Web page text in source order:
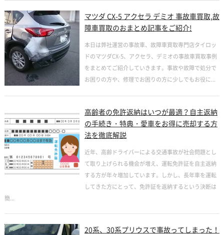
マツダ CX-5 アクセラ デミオ 事故車買取,故
障車買取のおまとめ記事をご紹介!
本日は弊社運営の事故車、故障車買取専門店タイロッ
ドのマツダCX-5、アクセラ、デミオの事故車買取事例
をまとめてご紹介していきます。事故や故障で処分で
お困りの方や、修理でお困りの方に少しでもお役に...
高齢者の免許返納はいつが最適？自主返納
の手続き・特典・愛車をお得に売却する方
法を徹底解説
近年、高齢ドライバーによる交通事故が社会問題とし
て取り上げられる機会が増え、運転免許証を自主返納
する方が年々増加しています。しかし、長年車を運転
してきた方にとって、免許証を返納するという決断は
簡...
20系、30系プリウスで事故ってしまった！